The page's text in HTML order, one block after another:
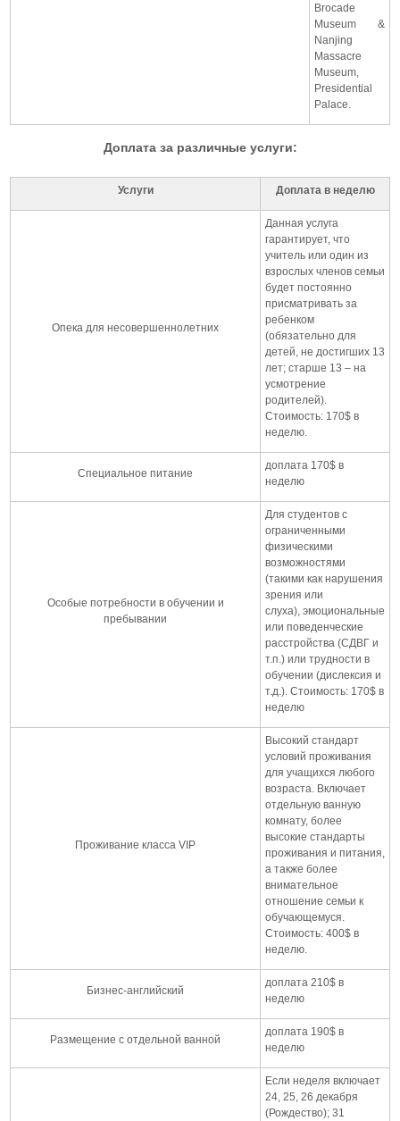
Brocade
Museum &
Nanjing
Massacre
Museum,
Presidential
Palace.
Доплата за различные услуги:
Услуги Доплата в неделю
Опека для несовершеннолетних
Данная услуга
гарантирует, что
учитель или один из
взрослых членов семьи
будет постоянно
присматривать за
ребенком
(обязательно для
детей, не достигших 13
лет; старше 13 – на
усмотрение
родителей).
Стоимость: 170$ в
неделю.
Специальное питание
доплата 170$ в
неделю
Особые потребности в обучении и
пребывании
Для студентов с
ограниченными
физическими
возможностями
(такими как нарушения
зрения или
слуха), эмоциональные
или поведенческие
расстройства (СДВГ и
т.п.) или трудности в
обучении (дислексия и
т.д.). Стоимость: 170$ в
неделю
Проживание класса VIP
Высокий стандарт
условий проживания
для учащихся любого
возраста. Включает
отдельную ванную
комнату, более
высокие стандарты
проживания и питания,
а также более
внимательное
отношение семьи к
обучающемуся.
Стоимость: 400$ в
неделю.
Бизнес-английский
доплата 210$ в
неделю
Размещение с отдельной ванной
доплата 190$ в
неделю
Если неделя включает
24, 25, 26 декабря
(Рождество); 31